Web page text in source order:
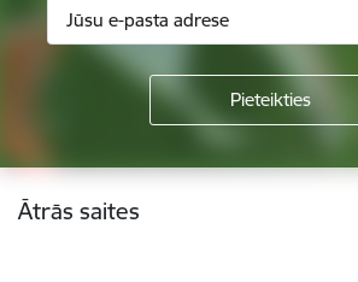
Kājene
Ātrās saites